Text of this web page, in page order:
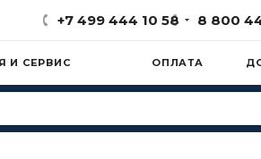
+7 499 444 10 58 8 800
И СЕРВИС ОПЛАТА